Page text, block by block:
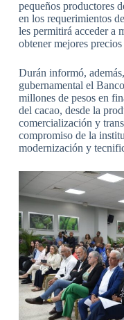
pequeños productores
en los requerimientos
les permitirá acceder a
obtener mejores
Durán informó,
gubernamental el
millones de pesos en
del cacao, desde la
comercialización y
compromiso de la
modernización y